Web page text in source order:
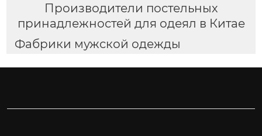
Производители постельных
принадлежностей для одеял в Китае
Фабрики мужской одежды